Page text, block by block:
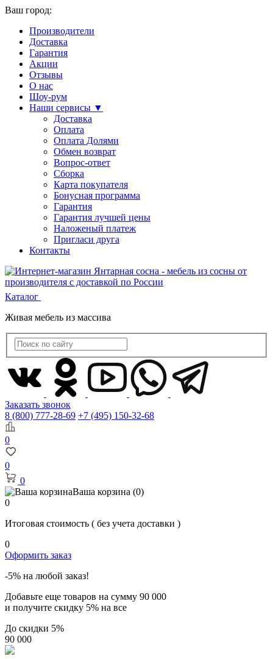
Ваш город:
Производители
Доставка
Гарантия
Акции
Отзывы
О нас
Шоу-рум
Наши сервисы ▼
Доставка
Оплата
Оплата Долями
Обмен возврат
Вопрос-ответ
Сборка
Карта покупателя
Бонусная программа
Гарантия
Гарантия лучшей цены
Наложеный платеж
Пригласи друга
Контакты
Каталог
Живая мебель из массива
Заказать звонок
8 (800) 777-28-69 +7 (495) 150-32-68
0
0
0
Ваша корзина (0)
0
Итоговая стоимость ( без учета доставки )
0
Оформить заказ
-5% на любой заказ!
Добавьте еще товаров на сумму 90 000
и получите скидку 5% на все
До скидки 5%
90 000